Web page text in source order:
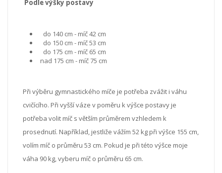
Podle výšky postavy
do 140 cm - míč 42 cm
do 150 cm - míč 53 cm
do 175 cm - míč 65 cm
nad 175 cm - míč 75 cm
Při výběru gymnastického míče je potřeba zvážit i váhu
cvičícího. Při vyšší váze v poměru k výšce postavy je
potřeba volit míč s větším průměrem vzhledem k
prosednutí. Například, jestliže vážím 52 kg při výšce 155 cm,
volím míč o průměru 53 cm. Pokud je při této výšce moje
váha 90 kg, vyberu míč o průměru 65 cm.